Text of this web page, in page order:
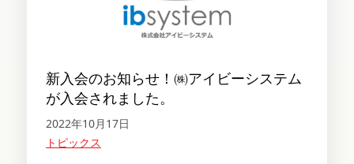
新入会のお知らせ！㈱アイビーシステム
が入会されました。
2022年10月17日
トピックス